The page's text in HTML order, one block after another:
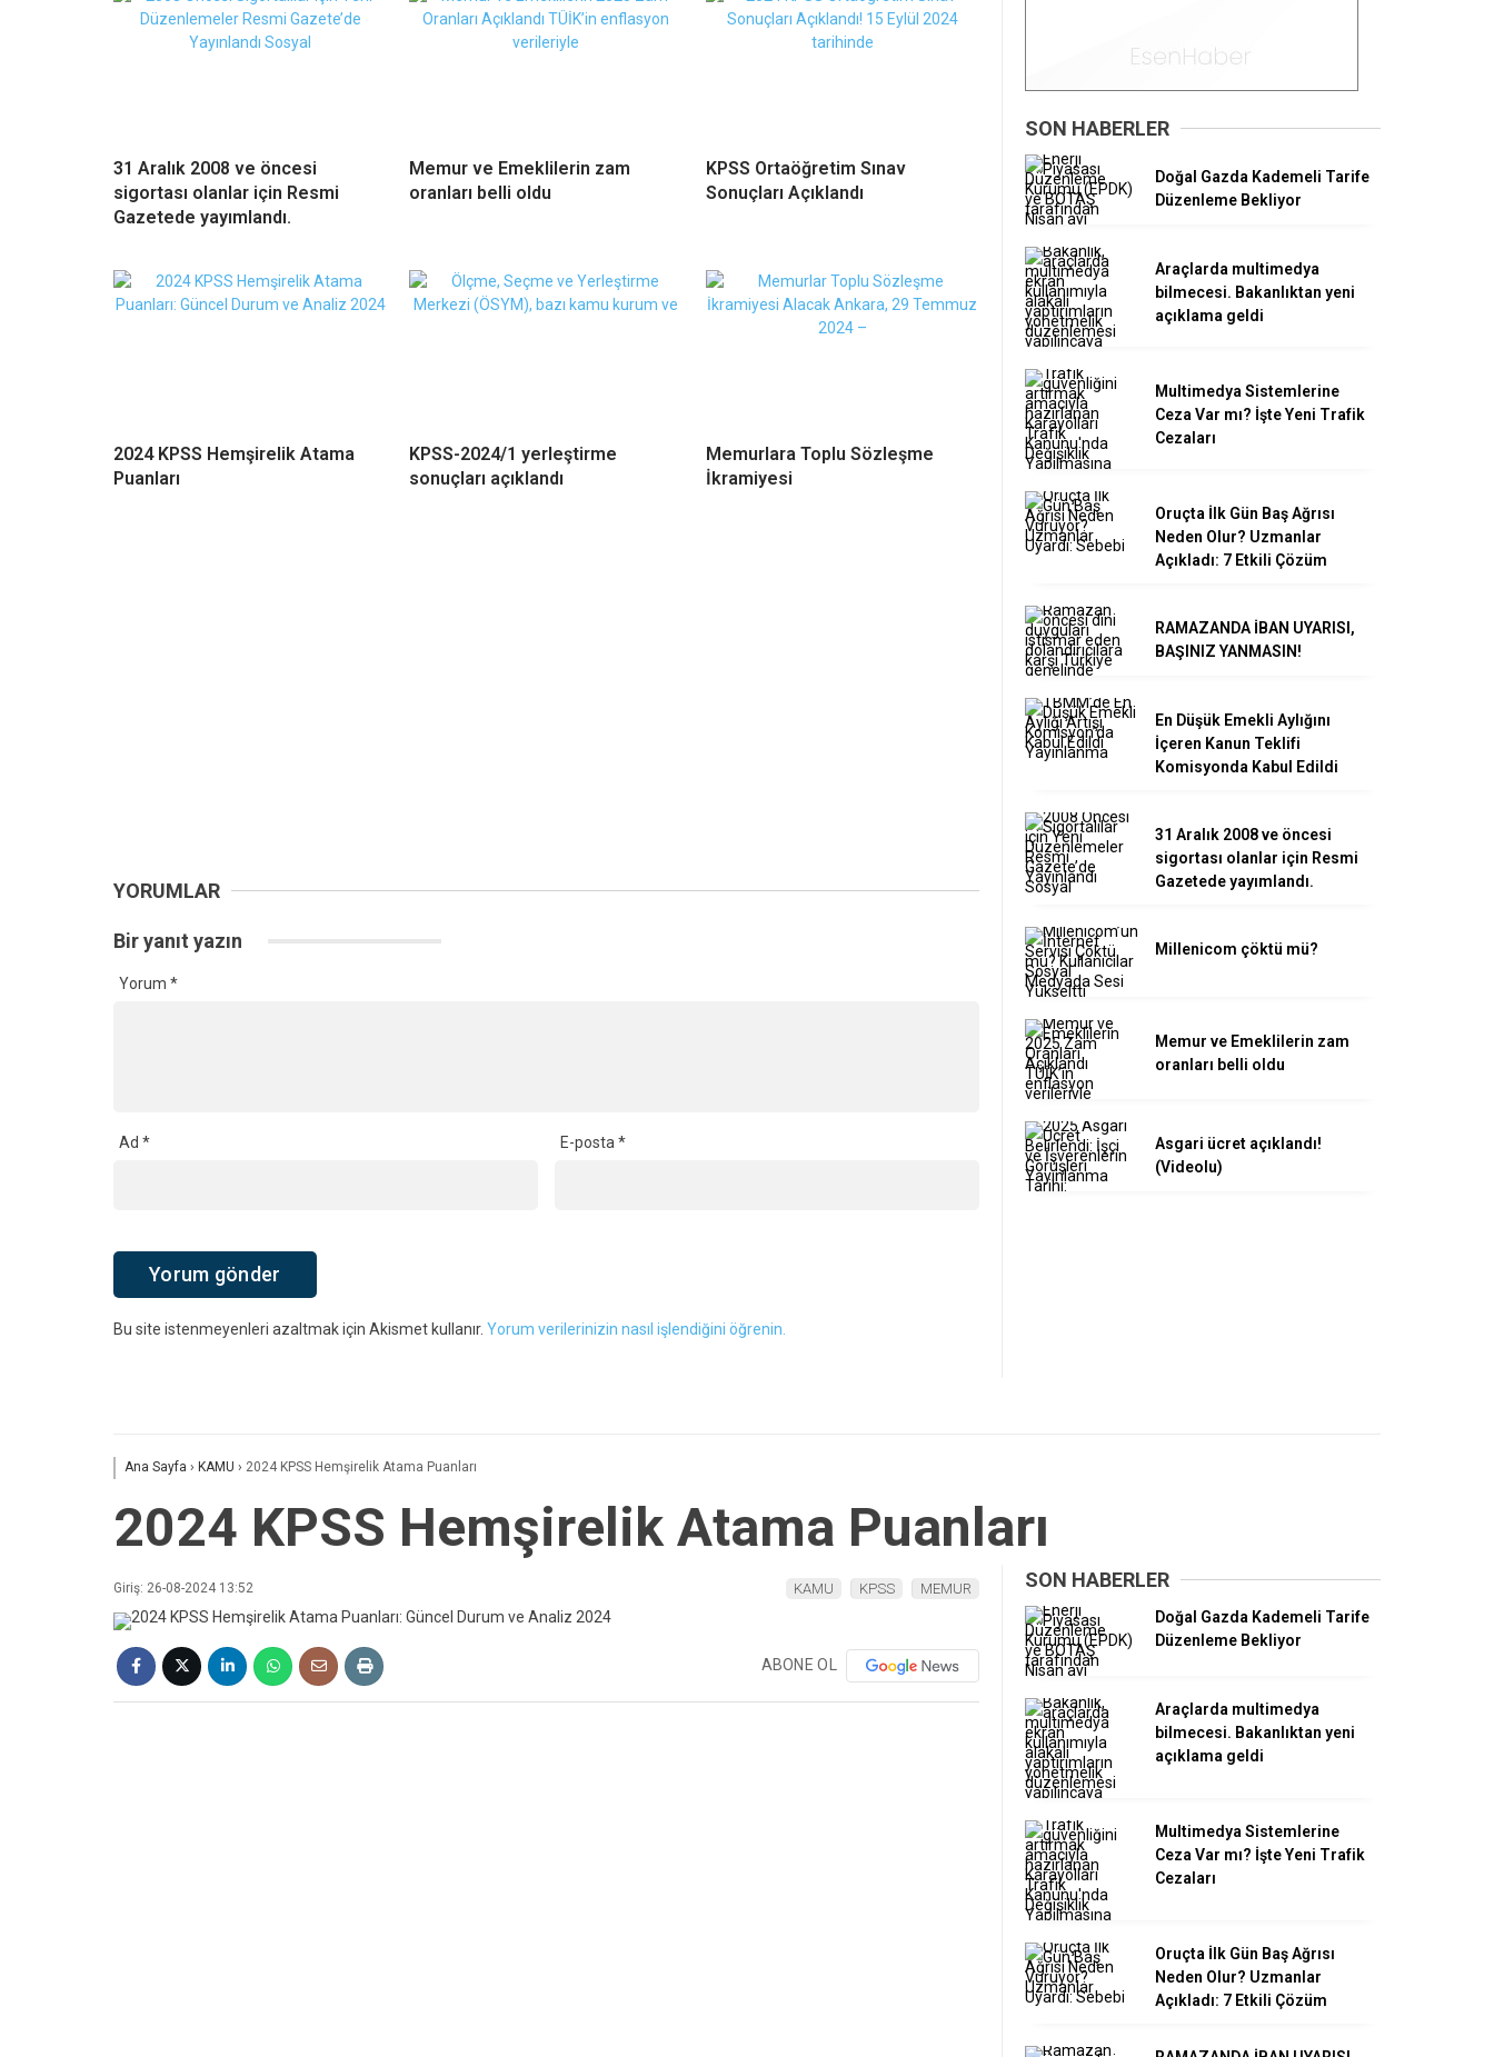
31 Aralık 2008 ve öncesi
sigortası olanlar için Resmi
Gazetede yayımlandı.
Memur ve Emeklilerin zam
oranları belli oldu
KPSS Ortaöğretim Sınav
Sonuçları Açıklandı
2024 KPSS Hemşirelik Atama
Puanları
KPSS-2024/1 yerleştirme
sonuçları açıklandı
Memurlara Toplu Sözleşme
İkramiyesi
YORUMLAR
Bir yanıt yazın
Yorum *
Ad * E-posta*
Bu site istenmeyenleri azaltmak için Akismet kullanır. Yorum verilerinizin nasıl işlendiğini öğrenin.
SON HABERLER
Doğal Gazda Kademeli Tarife
Düzenleme Bekliyor
Araçlarda multimedya
bilmecesi. Bakanlıktan yeni
açıklama geldi
Multimedya Sistemlerine
Ceza Var mı? İşte Yeni Trafik
Cezaları
Oruçta İlk Gün Baş Ağrısı
Neden Olur? Uzmanlar
Açıkladı: 7 Etkili Çözüm
RAMAZANDA İBAN UYARISI,
BAŞINIZ YANMASIN!
En Düşük Emekli Aylığını
İçeren Kanun Teklifi
Komisyonda Kabul Edildi
31 Aralık 2008 ve öncesi
sigortası olanlar için Resmi
Gazetede yayımlandı.
Millenicom çöktü mü?
Memur ve Emeklilerin zam
oranları belli oldu
Asgari ücret açıklandı!
(Videolu)
Ana Sayfa › KAMU › 2024 KPSS Hemşirelik Atama Puanları
2024 KPSS Hemşirelik Atama Puanları
Giriş: 26-08-2024 13:52 KAMU KPSS MEMUR
ABONE OL
SON HABERLER
Doğal Gazda Kademeli Tarife
Düzenleme Bekliyor
Araçlarda multimedya
bilmecesi. Bakanlıktan yeni
açıklama geldi
Multimedya Sistemlerine
Ceza Var mı? İşte Yeni Trafik
Cezaları
Oruçta İlk Gün Baş Ağrısı
Neden Olur? Uzmanlar
Açıkladı: 7 Etkili Çözüm